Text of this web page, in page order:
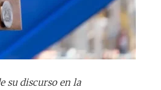
su discurso en la